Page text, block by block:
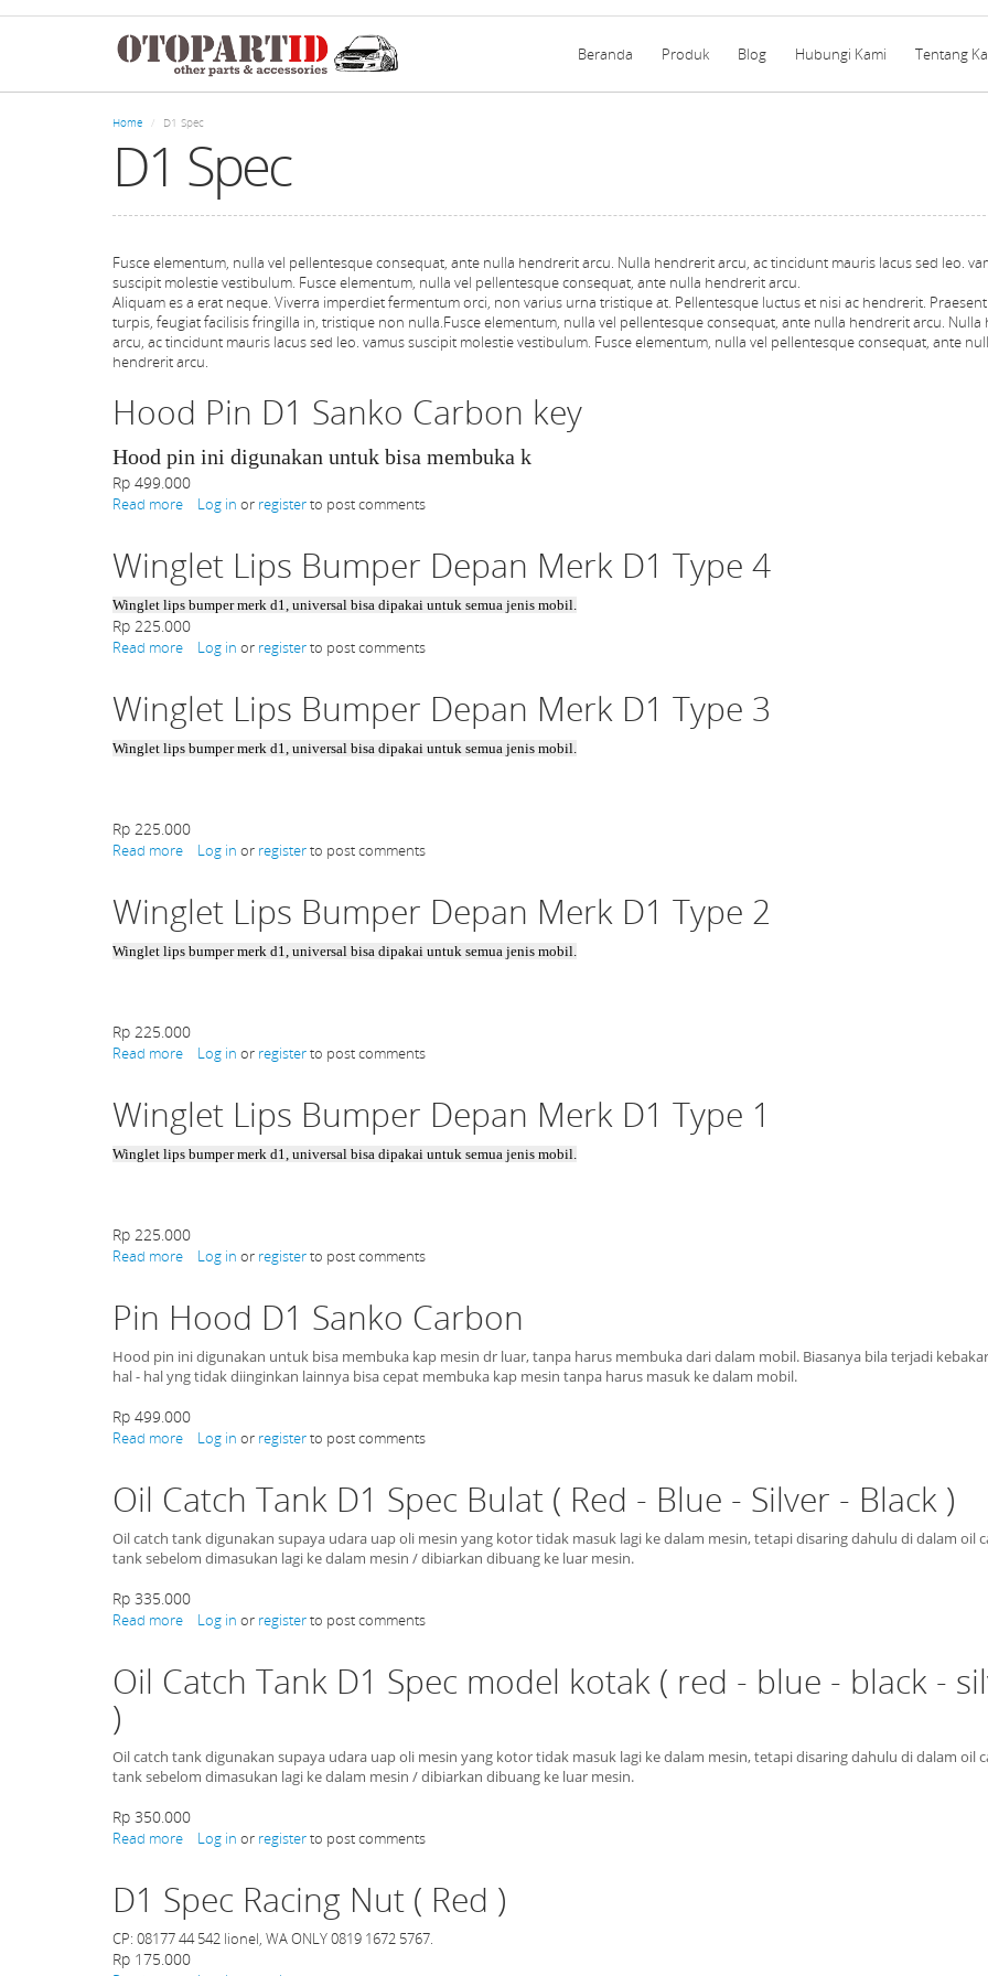
Beranda Produk Blog Hubungi Kami Tentang
Home D1 Spec
D1 Spec
Fusce elementum, nulla vel pellentesque consequat, ante nulla hendrerit arcu. Nulla hendrerit arcu, ac tincidunt mauris lacus sed leo.
suscipit molestie vestibulum. Fusce elementum, nulla vel pellentesque consequat, ante nulla hendrerit arcu.
Aliquam es a erat neque. Viverra imperdiet fermentum orci, non varius urna tristique at. Pellentesque luctus et nisi ac hendrerit.
turpis, feugiat facilisis fringilla in, tristique non nulla.Fusce elementum, nulla vel pellentesque consequat, ante nulla hendrerit arcu.
arcu, ac tincidunt mauris lacus sed leo. vamus suscipit molestie vestibulum. Fusce elementum, nulla vel pellentesque consequat, ante
hendrerit arcu.
Hood Pin D1 Sanko Carbon key
Hood pin ini digunakan untuk bisa membuka k
Rp 499.000
Read more about
D1
Sanko
Carbon
key
Log in or registerto post comments
Winglet Lips Bumper Depan Merk D1 Type 4
Winglet lips bumper merk d1, universal bisa dipakai untuk semua jenis mobil.
Rp 225.000
Read more about
Bumper
Depan
Merk
Log in or registerto post comments
Winglet Lips Bumper Depan Merk D1 Type 3
Winglet lips bumper merk d1, universal bisa dipakai untuk semua jenis mobil.
Rp 225.000
Read more about
Bumper
Depan
Merk
Log in or registerto post comments
Winglet Lips Bumper Depan Merk D1 Type 2
Winglet lips bumper merk d1, universal bisa dipakai untuk semua jenis mobil.
Rp 225.000
Read more about
Bumper
Depan
Merk
Log in or registerto post comments
Winglet Lips Bumper Depan Merk D1 Type 1
Winglet lips bumper merk d1, universal bisa dipakai untuk semua jenis mobil.
Rp 225.000
Read more about
Bumper
Depan
Merk
D1
1
Log in or registerto post comments
Pin Hood D1 Sanko Carbon
Hood pin ini digunakan untuk bisa membuka kap mesin dr luar, tanpa harus membuka dari dalam mobil. Biasanya bila terjadi
hal - hal yng tidak diinginkan lainnya bisa cepat membuka kap mesin tanpa harus masuk ke dalam mobil.
Rp 499.000
Read more about
D1
Sanko
Carbon
Log in or registerto post comments
Oil Catch Tank D1 Spec Bulat ( Red - Blue - Silver - Black )
Oil catch tank digunakan supaya udara uap oli mesin yang kotor tidak masuk lagi ke dalam mesin, tetapi disaring dahulu di dalam oil
tank sebelom dimasukan lagi ke dalam mesin / dibiarkan dibuang ke luar mesin.
Rp 335.000
Read more about
Tank
D1
(
Red
Blue
Black
)
Log in or registerto post comments
Oil Catch Tank D1 Spec model kotak ( red - blue - black -
)
Oil catch tank digunakan supaya udara uap oli mesin yang kotor tidak masuk lagi ke dalam mesin, tetapi disaring dahulu di dalam oil
tank sebelom dimasukan lagi ke dalam mesin / dibiarkan dibuang ke luar mesin.
Rp 350.000
Read more about
Tank
D1
Spec
model
Log in or registerto post comments
D1 Spec Racing Nut ( Red )
CP: 08177 44 542 lionel, WA ONLY 0819 1672 5767.
Rp 175.000